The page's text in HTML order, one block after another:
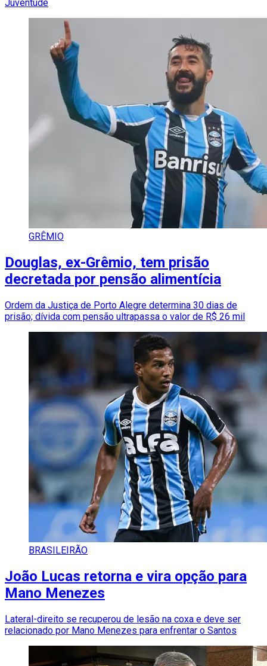
Juventude
GRÊMIO
Douglas, ex-Grêmio, tem prisão
decretada por pensão alimentícia
Ordem da Justiça de Porto Alegre determina 30 dias de
prisão; dívida com pensão ultrapassa o valor de R$ 26 mil
BRASILEIRÃO
João Lucas retorna e vira opção para
Mano Menezes
Lateral-direito se recuperou de lesão na coxa e deve ser
relacionado por Mano Menezes para enfrentar o Santos